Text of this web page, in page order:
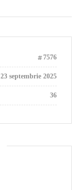
7576
23 septembrie 2025
36